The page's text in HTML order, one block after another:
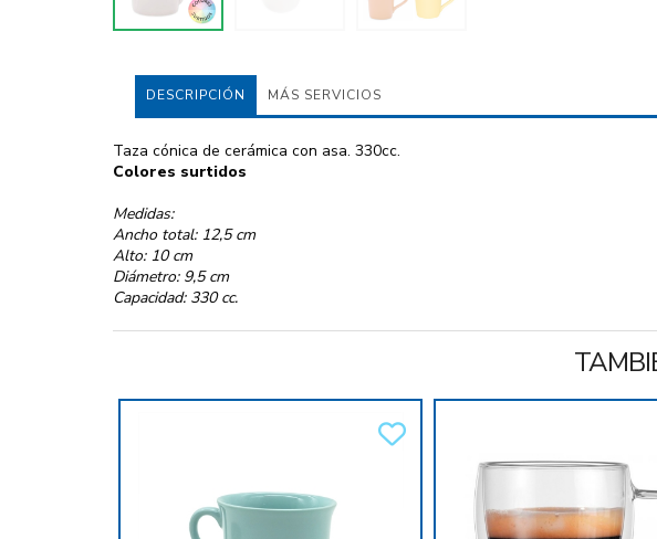
DESCRIPCIÓN MÁS SERVICIOS
Taza cónica de cerámica con asa. 330cc.
Colores surtidos
Medidas:
Ancho total: 12,5 cm
Alto: 10 cm
Diámetro: 9,5 cm
Capacidad: 330 cc.